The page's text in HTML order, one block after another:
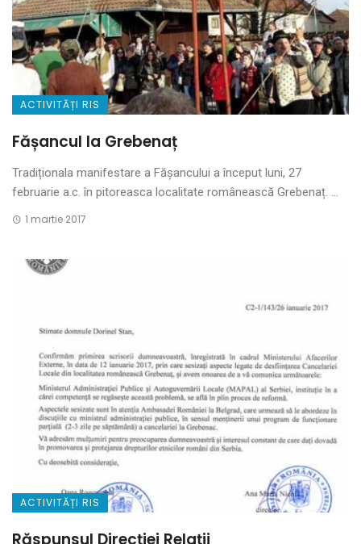
ACTIVITĂȚI RIS
Fășancul la Grebenaț
Tradiționala manifestare a Făşancului a început luni, 27
februarie a.c. în pitoreasca localitate românească Grebenaț. ...
1 martie 2017
ACTIVITĂȚI RIS
Răspunsul Direcției Relații